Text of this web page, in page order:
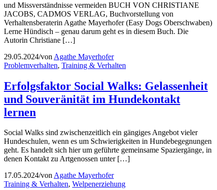
und Missverständnisse vermeiden BUCH VON CHRISTIANE
JACOBS, CADMOS VERLAG, Buchvorstellung von
Verhaltensberaterin Agathe Mayerhofer (Easy Dogs Oberschwaben)
Lerne Hündisch – genau darum geht es in diesem Buch. Die
Autorin Christiane […]
29.05.2024/von Agathe Mayerhofer
Problemverhalten, Training & Verhalten
Erfolgsfaktor Social Walks: Gelassenheit
und Souveränität im Hundekontakt
lernen
Social Walks sind zwischenzeitlich ein gängiges Angebot vieler
Hundeschulen, wenn es um Schwierigkeiten in Hundebegegnungen
geht. Es handelt sich hier um geführte gemeinsame Spaziergänge, in
denen Kontakt zu Artgenossen unter […]
17.05.2024/vonAgathe Mayerhofer
Training & Verhalten, Welpenerziehung